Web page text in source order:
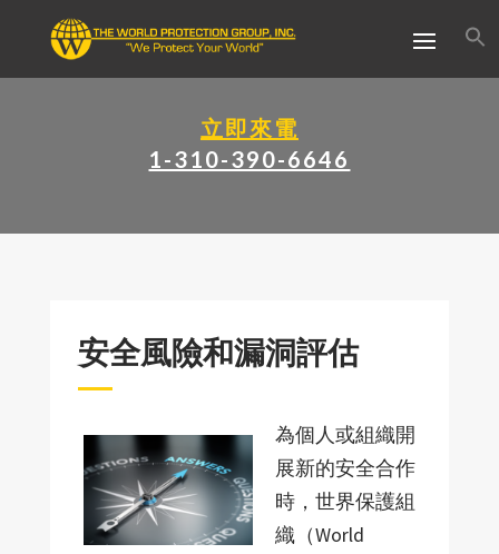
立即來電
1-310-390-6646
安全風險和漏洞評估
為個人或組織開
展新的安全合作
時，世界保護組
織（World